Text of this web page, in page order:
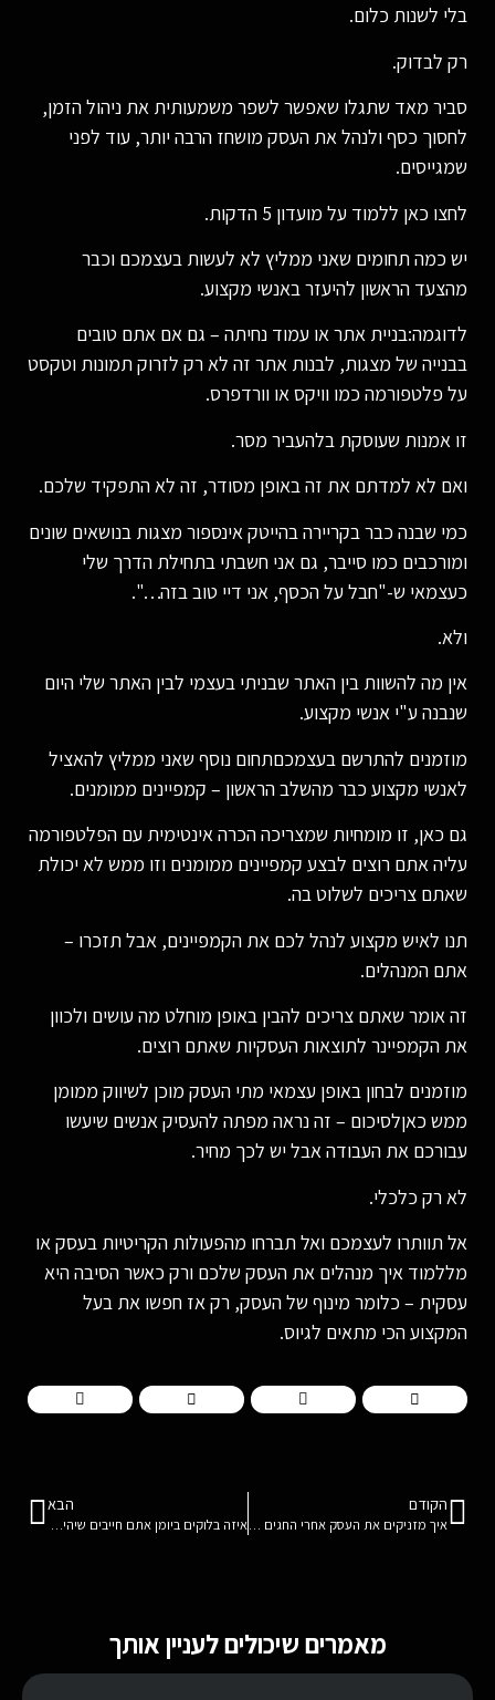
בלי לשנות כלום.
רק לבדוק.
סביר מאד שתגלו שאפשר לשפר משמעותית את ניהול הזמן,
לחסוך כסף ולנהל את העסק מושחז הרבה יותר, עוד לפני
שמגייסים.
לחצו כאן ללמוד על מועדון 5 הדקות.
יש כמה תחומים שאני ממליץ לא לעשות בעצמכם וכבר
מהצעד הראשון להיעזר באנשי מקצוע.
לדוגמה:בניית אתר או עמוד נחיתה – גם אם אתם טובים
בבנייה של מצגות, לבנות אתר זה לא רק לזרוק תמונות וטקסט
על פלטפורמה כמו וויקס או וורדפרס.
זו אמנות שעוסקת בלהעביר מסר.
ואם לא למדתם את זה באופן מסודר, זה לא התפקיד שלכם.
כמי שבנה כבר בקריירה בהייטק אינספור מצגות בנושאים שונים
ומורכבים כמו סייבר, גם אני חשבתי בתחילת הדרך שלי
כעצמאי ש-"חבל על הכסף, אני דיי טוב בזה…".
ולא.
אין מה להשוות בין האתר שבניתי בעצמי לבין האתר שלי היום
שנבנה ע"י אנשי מקצוע.
מוזמנים להתרשם בעצמכםתחום נוסף שאני ממליץ להאציל
לאנשי מקצוע כבר מהשלב הראשון – קמפיינים ממומנים.
גם כאן, זו מומחיות שמצריכה הכרה אינטימית עם הפלטפורמה
עליה אתם רוצים לבצע קמפיינים ממומנים וזו ממש לא יכולת
שאתם צריכים לשלוט בה.
תנו לאיש מקצוע לנהל לכם את הקמפיינים, אבל תזכרו –
אתם המנהלים.
זה אומר שאתם צריכים להבין באופן מוחלט מה עושים ולכוון
את הקמפיינר לתוצאות העסקיות שאתם רוצים.
מוזמנים לבחון באופן עצמאי מתי העסק מוכן לשיווק ממומן
ממש כאןלסיכום – זה נראה מפתה להעסיק אנשים שיעשו
עבורכם את העבודה אבל יש לכך מחיר.
לא רק כלכלי.
אל תוותרו לעצמכם ואל תברחו מהפעולות הקריטיות בעסק או
מללמוד איך מנהלים את העסק שלכם ורק כאשר הסיבה היא
עסקית – כלומר מינוף של העסק, רק אז חפשו את בעל
המקצוע הכי מתאים לגיוס.
הקודם
איך מזניקים את העסק אחרי החגים בשמונה צעדים
הבא
איזה בלוקים ביומן אתם חייבים שיהיו לכם?
מאמרים שיכולים לעניין אותך